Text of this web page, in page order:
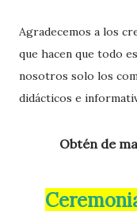
Agradecemos a los
que hacen que todo
nosotros solo los
didácticos e
Obtén de